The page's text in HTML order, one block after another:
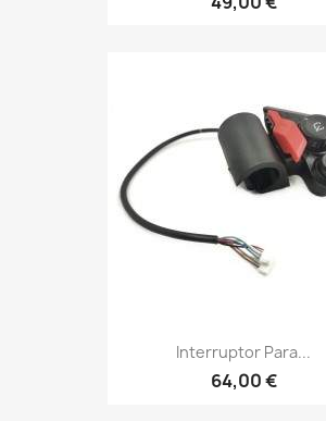
Interruptor Para...
64,00 €